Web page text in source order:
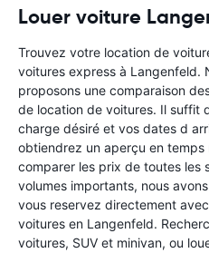
Louer voiture
Trouvez votre location de
voitures express à Langenfeld.
proposons une comparaison
de location de voitures. Il suffit
charge désiré et vos dates d
obtiendrez un aperçu en temps
comparer les prix de toutes les
volumes importants, nous
vous reservez directement
voitures en Langenfeld.
voitures, SUV et minivan, ou